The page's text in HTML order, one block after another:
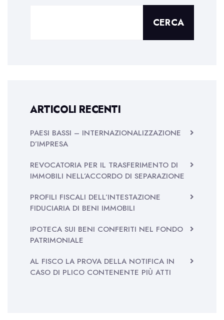
CERCA
ARTICOLI RECENTI
PAESI BASSI – INTERNAZIONALIZZAZIONE
D’IMPRESA
REVOCATORIA PER IL TRASFERIMENTO DI
IMMOBILI NELL’ACCORDO DI SEPARAZIONE
PROFILI FISCALI DELL’INTESTAZIONE
FIDUCIARIA DI BENI IMMOBILI
IPOTECA SUI BENI CONFERITI NEL FONDO
PATRIMONIALE
AL FISCO LA PROVA DELLA NOTIFICA IN
CASO DI PLICO CONTENENTE PIÙ ATTI